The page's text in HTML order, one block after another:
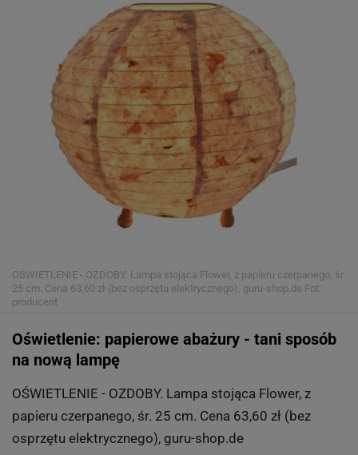
OŚWIETLENIE - OZDOBY. Lampa stojąca Flower, z papieru czerpanego, śr.
25 cm. Cena 63,60 zł (bez osprzętu elektrycznego), guru-shop.de Fot.
producent
Oświetlenie: papierowe abażury - tani sposób
na nową lampę
OŚWIETLENIE - OZDOBY. Lampa stojąca Flower, z
papieru czerpanego, śr. 25 cm. Cena 63,60 zł (bez
osprzętu elektrycznego), guru-shop.de